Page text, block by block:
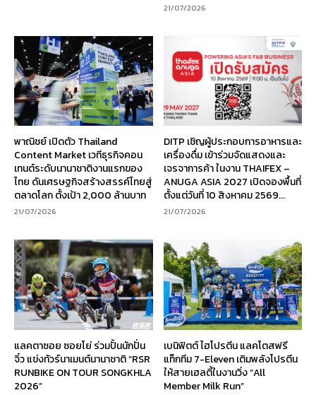
21/07/2026
พาณิชย์ เปิดตัว Thailand
Content Market เวทีธุรกิจคอน
เทนต์ระดับนานาชาติงานแรกของ
ไทย ดันเศรษฐกิจสร้างสรรค์ไทยสู่
ตลาดโลก ตั้งเป้า 2,000 ล้านบาท
21/07/2026
DITP เชิญผู้ประกอบการอาหารและ
เครื่องดื่ม เข้าร่วมจัดแสดงและ
เจรจาการค้า ในงาน THAIFEX –
ANUGA ASIA 2027 เปิดจองพื้นที่
ตั้งแต่วันที่ 10 สิงหาคม 2569...
21/07/2026
แลคตาซอย ซอยโย่ ร่วมปั้นนักปั่น
จิ๋ว แข่งทัวร์นาเมนต์นานาชาติ “RSR
RUNBIKE ON TOUR SONGKHLA
2026”
เบนิฟิตต์ ไฮโปรตีน แลคโตสฟรี
แท็กทีม 7-Eleven เติมพลังโปรตีน
ให้สายเฮลตี้ในงานวิ่ง “All
Member Milk Run”